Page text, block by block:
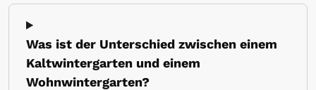
Was ist der Unterschied zwischen einem
Kaltwintergarten und einem
Wohnwintergarten?